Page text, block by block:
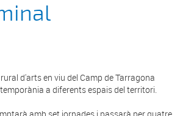
d'arts en viu del Camp de Tarragona
a diferents espais del territori.